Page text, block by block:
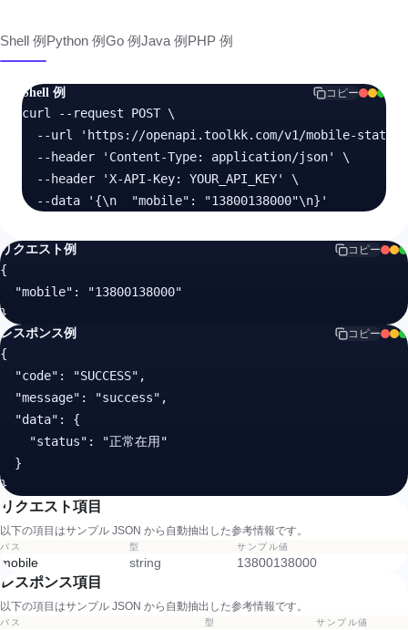
Shell 例Python 例Go 例Java 例PHP 例
Shell 例 コピー
curl --request POST \
--url 'https://openapi.toolkk.com/v1/mobile-
  --header 'Content-Type: application/json' \
  --header 'X-API-Key: YOUR_API_KEY' \
  --data '{\n  "mobile": "13800138000"\n}'
リクエスト例 コピー
{
  "mobile": "13800138000"
}
レスポンス例 コピー
{
  "code": "SUCCESS",
  "message": "success",
  "data": {
    "status": "正常在用"
  }
}
リクエスト項目
以下の項目はサンプル JSON から自動抽出した参考情報です。
パス 型 サンプル値
mobile string 13800138000
レスポンス項目
以下の項目はサンプル JSON から自動抽出した参考情報です。
パス 型 サンプル値